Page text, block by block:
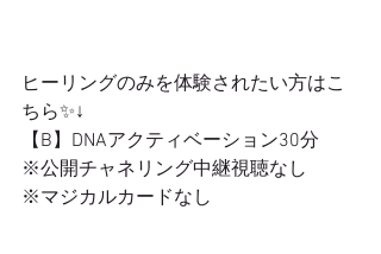
ヒーリングのみを体験されたい方はこ
ちら✨↓
【B】DNAアクティベーション30分
※公開チャネリング中継視聴なし
※マジカルカードなし